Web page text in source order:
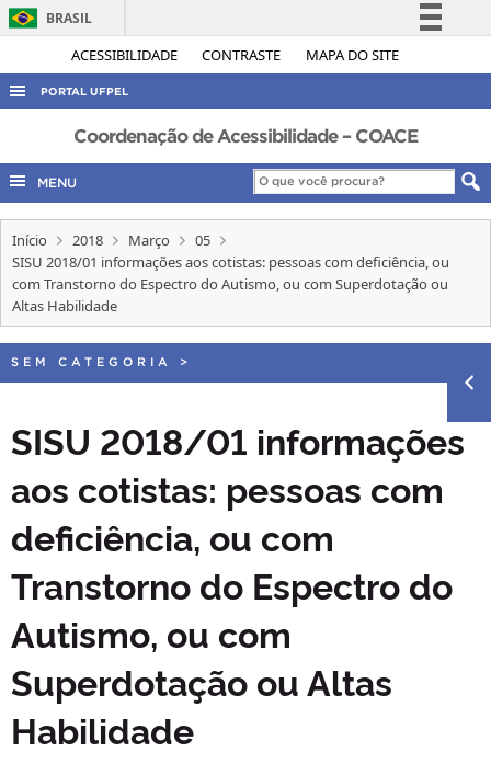
ACESSIBILIDADE CONTRASTE MAPA DO SITE
BRASIL
Simplifique!
Legislação
Canais
PORTAL UFPEL
ACESSO À INFORMAÇÃO
AUDITORIA
COBALTO
CONCURSOS
EDITAIS
INTERNACIONAL
Coordenação de Acessibilidade – COACE
MENU
Início 2018 Março
05
SISU 2018/01 informações aos cotistas: pessoas com deficiência, ou
com Transtorno do Espectro do Autismo, ou com Superdotação ou
Altas Habilidade
SEM CATEGORIA >
SISU 2018/01 informações
aos cotistas: pessoas com
deficiência, ou com
Transtorno do Espectro do
Autismo, ou com
Superdotação ou Altas
Habilidade